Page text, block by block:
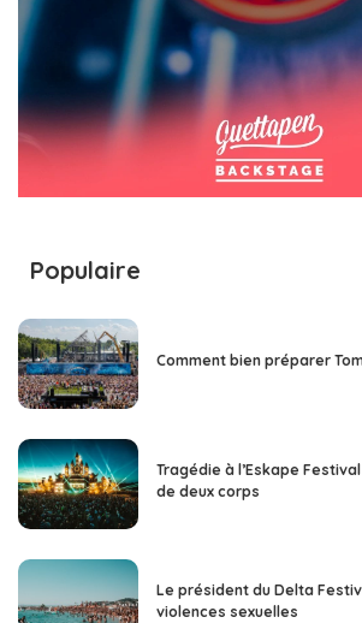
Populaire
Comment bien préparer
Tragédie à l’Eskape
de deux corps
Le président du Delta
violences sexuelles